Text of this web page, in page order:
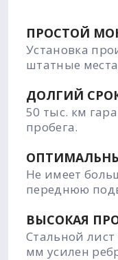
ПРОСТОЙ
Установка
штатные
ДОЛГИЙ
50 тыс. км
пробега.
Не имеет
переднюю
ВЫСОКАЯ
Стальной
мм усилен